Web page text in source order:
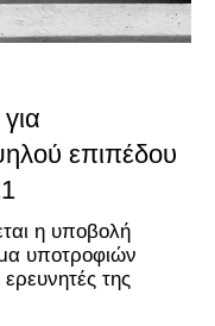
επιπέδου
η υποβολή
υποτροφιών
ερευνητές της